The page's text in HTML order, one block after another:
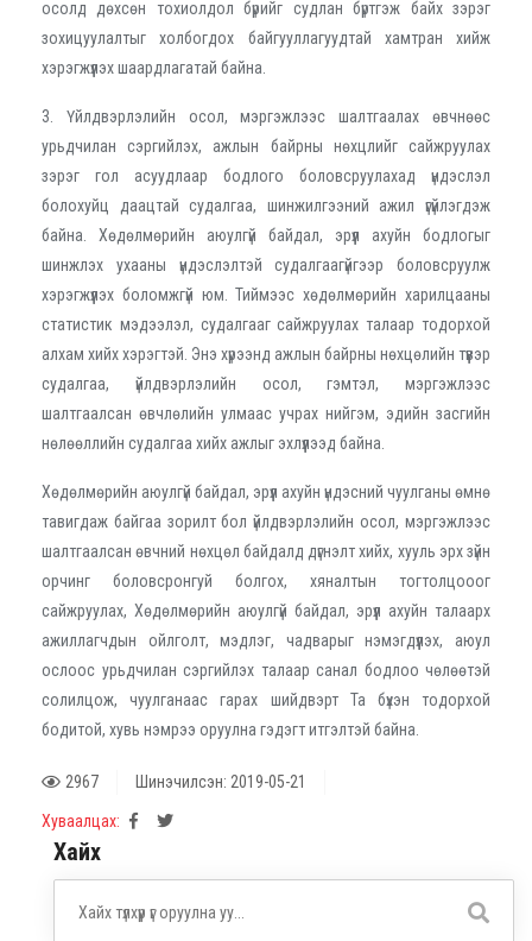
осолд дөхсөн тохиолдол бүрийг судлан бүртгэж байх зэрэг
зохицуулалтыг холбогдох байгууллагуудтай хамтран хийж
хэрэгжүүлэх шаардлагатай байна.
3. Үйлдвэрлэлийн осол, мэргэжлээс шалтгаалах өвчнөөс
урьдчилан сэргийлэх, ажлын байрны нөхцлийг сайжруулах
зэрэг гол асуудлаар бодлого боловсруулахад үндэслэл
болохуйц даацтай судалгаа, шинжилгээний ажил үгүйлэгдэж
байна. Хөдөлмөрийн аюулгүй байдал, эрүүл ахуйн бодлогыг
шинжлэх ухааны үндэслэлтэй судалгаагүйгээр боловсруулж
хэрэгжүүлэх боломжгүй юм. Тиймээс хөдөлмөрийн харилцааны
статистик мэдээлэл, судалгааг сайжруулах талаар тодорхой
алхам хийх хэрэгтэй. Энэ хүрээнд ажлын байрны нөхцөлийн түүвэр
судалгаа, үйлдвэрлэлийн осол, гэмтэл, мэргэжлээс
шалтгаалсан өвчлөлийн улмаас учрах нийгэм, эдийн засгийн
нөлөөллийн судалгаа хийх ажлыг эхлүүлээд байна.
Хөдөлмөрийн аюулгүй байдал, эрүүл ахуйн үндэсний чуулганы өмнө
тавигдаж байгаа зорилт бол үйлдвэрлэлийн осол, мэргэжлээс
шалтгаалсан өвчний нөхцөл байдалд дүгнэлт хийх, хууль эрх зүйн
орчинг боловсронгуй болгох, хяналтын тогтолцооог
сайжруулах, Хөдөлмөрийн аюулгүй байдал, эрүүл ахуйн талаарх
ажиллагчдын ойлголт, мэдлэг, чадварыг нэмэгдүүлэх, аюул
ослоос урьдчилан сэргийлэх талаар санал бодлоо чөлөөтэй
солилцож, чуулганаас гарах шийдвэрт Та бүхэн тодорхой
бодитой, хувь нэмрээ оруулна гэдэгт итгэлтэй байна.
2967 Шинэчилсэн: 2019-05-21
Хуваалцах:
Хайх